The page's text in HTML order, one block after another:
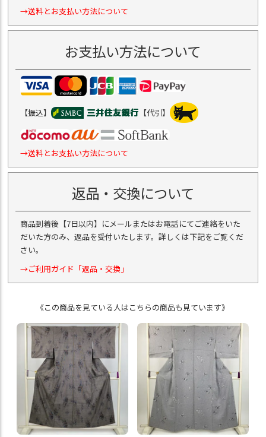
→送料とお支払い方法について
お支払い方法について
【振込】 【代引】
→送料とお支払い方法について
返品・交換について
商品到着後【7日以内】にメールまたはお電話にてご連絡をいた
だいた方のみ、返品を受付いたします。詳しくは下記をご覧くだ
さい。
→ご利用ガイド「返品・交換」
《この商品を見ている人はこちらの商品も見ています》